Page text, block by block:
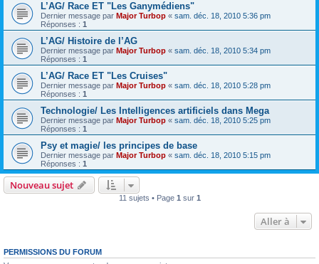
L’AG/ Race ET "Les Ganymédiens"
Dernier message par Major Turbop « sam. déc. 18, 2010 5:36 pm
Réponses : 1
L’AG/ Histoire de l’AG
Dernier message par Major Turbop « sam. déc. 18, 2010 5:34 pm
Réponses : 1
L’AG/ Race ET "Les Cruises"
Dernier message par Major Turbop « sam. déc. 18, 2010 5:28 pm
Réponses : 1
Technologie/ Les Intelligences artificiels dans Mega
Dernier message par Major Turbop « sam. déc. 18, 2010 5:25 pm
Réponses : 1
Psy et magie/ les principes de base
Dernier message par Major Turbop « sam. déc. 18, 2010 5:15 pm
Réponses : 1
Nouveau sujet
11 sujets • Page 1 sur 1
Aller à
PERMISSIONS DU FORUM